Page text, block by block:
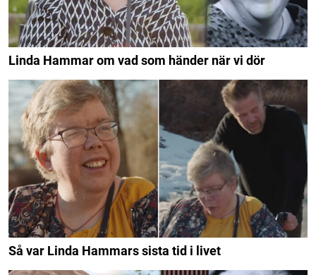
Linda Hammar om vad som händer när vi dör
Så var Linda Hammars sista tid i livet